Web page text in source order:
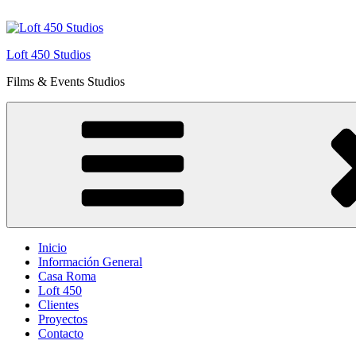
al
Loft 450 Studios
Films & Events Studios
Inicio
Información General
Casa Roma
Loft 450
Clientes
Proyectos
Contacto